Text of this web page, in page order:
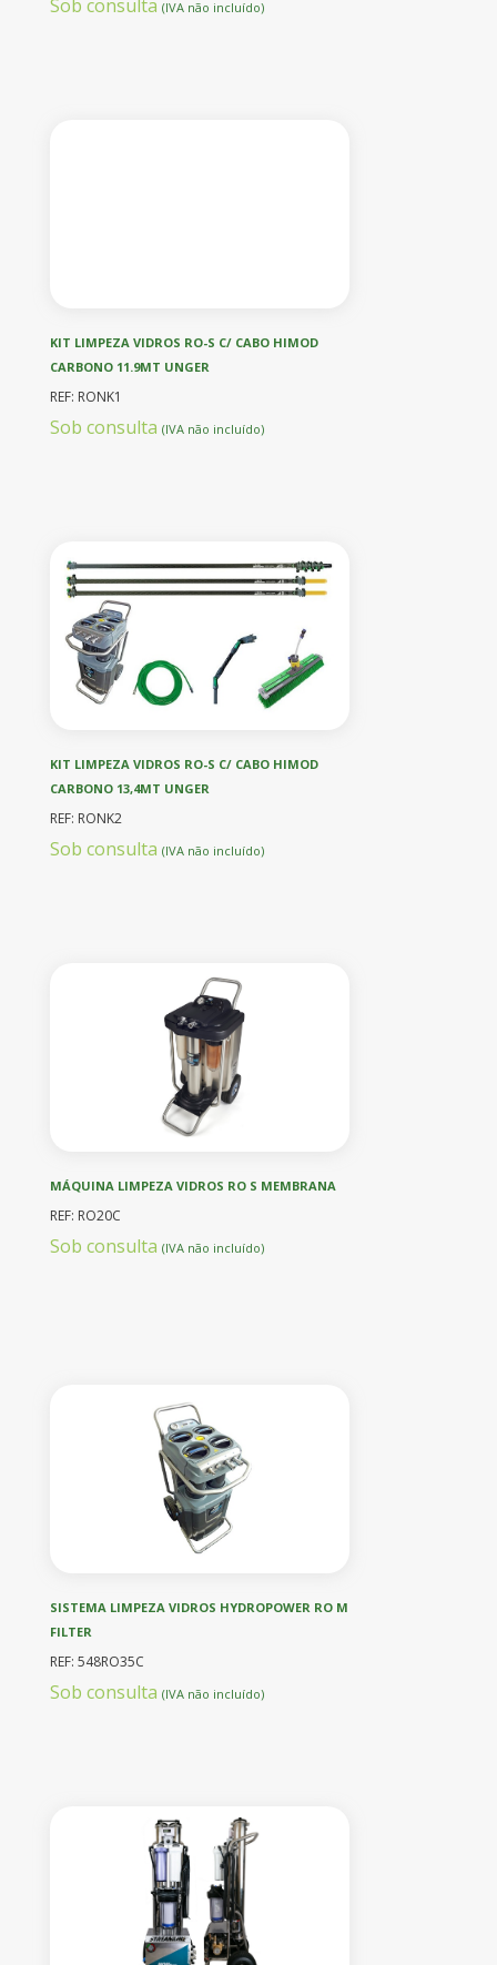
Sob consulta (IVA não incluído)
KIT LIMPEZA VIDROS RO-S C/ CABO HIMOD
CARBONO 11.9MT UNGER
REF: RONK1
Sob consulta (IVA não incluído)
KIT LIMPEZA VIDROS RO-S C/ CABO HIMOD
CARBONO 13,4MT UNGER
REF: RONK2
Sob consulta (IVA não incluído)
MÁQUINA LIMPEZA VIDROS RO S MEMBRANA
REF: RO20C
Sob consulta (IVA não incluído)
SISTEMA LIMPEZA VIDROS HYDROPOWER RO M
FILTER
REF: 548RO35C
Sob consulta (IVA não incluído)